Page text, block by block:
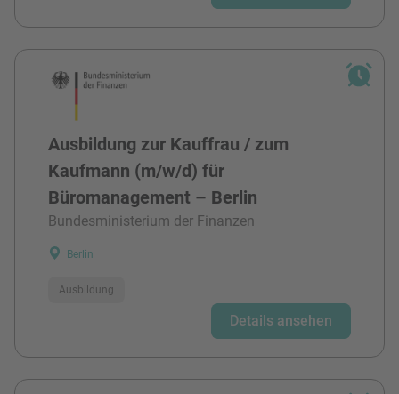
Ausbildung zur Kauffrau / zum
Kaufmann (m/w/d) für
Büromanagement – Berlin
Bundesministerium der Finanzen
Berlin
Ausbildung
Details ansehen